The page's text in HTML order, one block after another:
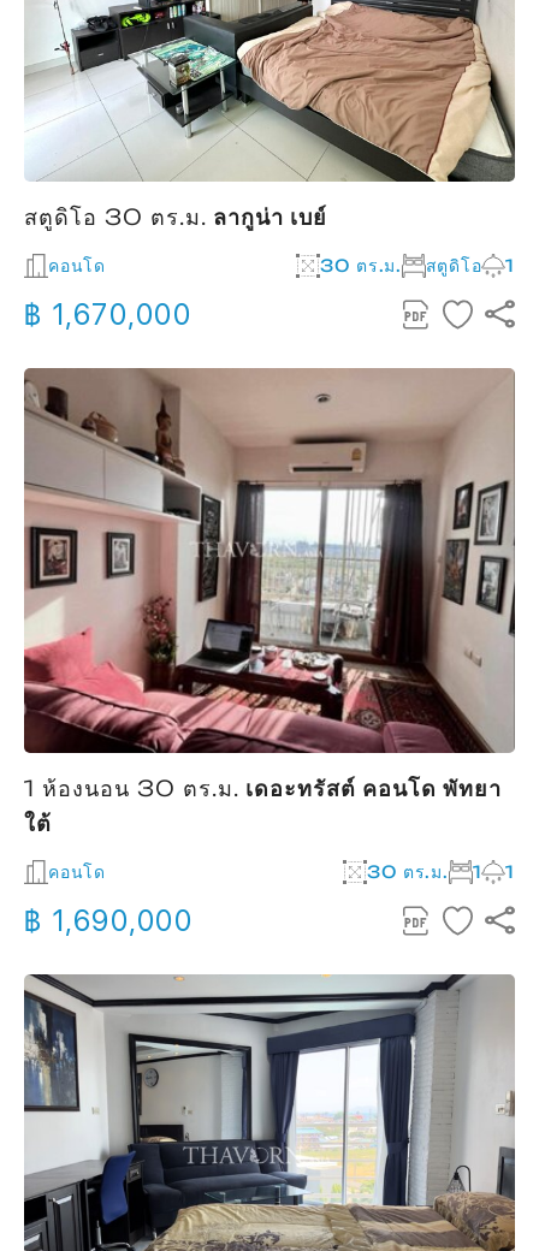
สตูดิโอ 30 ตร.ม. ลากูน่า เบย์
คอนโด 30 ตร.ม. สตูดิโอ 1
฿ 1,670,000
1 ห้องนอน 30 ตร.ม. เดอะทรัสต์ คอนโด พัทยา
ใต้
คอนโด 30 ตร.ม. 1 1
฿ 1,690,000